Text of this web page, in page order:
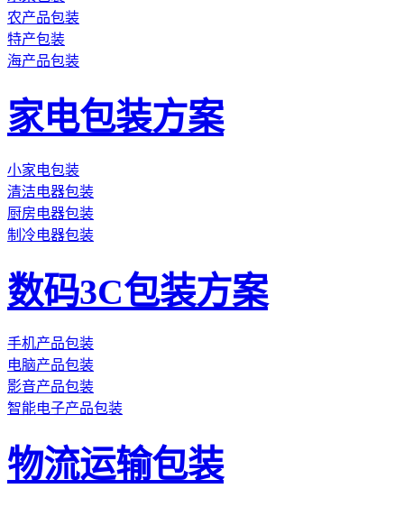
农产品包装
特产包装
海产品包装
家电包装方案
小家电包装
清洁电器包装
厨房电器包装
制冷电器包装
数码3C包装方案
手机产品包装
电脑产品包装
影音产品包装
智能电子产品包装
物流运输包装